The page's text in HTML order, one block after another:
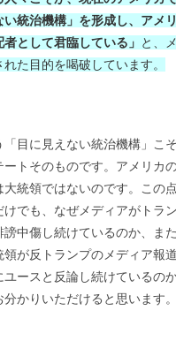
い統治機構」を形成し、アメ
として君臨している」 と、
れた目的を喝破しています。
「目に見えない統治機構」こ
ートそのものです。アメリカ
大統領ではないのです。この
けでも、なぜメディアがトラ
謗中傷し続けているのか、ま
領が反トランプのメディア報
ユースと反論し続けているの
かりいただけると思います。